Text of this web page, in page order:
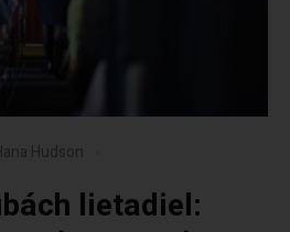
Hudson
lietadiel: